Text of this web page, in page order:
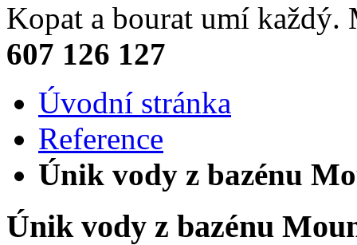
Kopat a bourat umí
607 126 127
Úvodní stránka
Reference
Únik vody z bazénu
Únik vody z bazénu